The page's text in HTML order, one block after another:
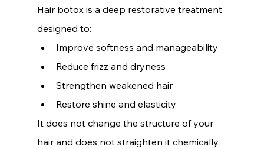
Hair botox is a deep restorative treatment
designed to:
Improve softness and manageability
Reduce frizz and dryness
Strengthen weakened hair
Restore shine and elasticity
It does not change the structure of your
hair and does not straighten it chemically.